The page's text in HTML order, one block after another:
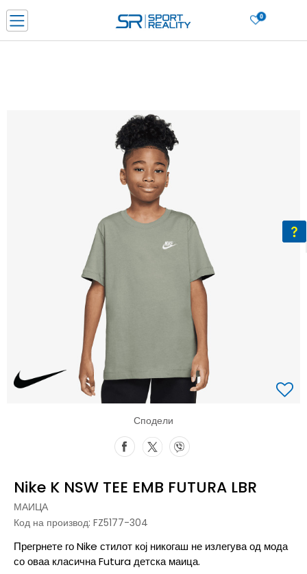
0
& COLLECT Платете со картичка online и подигнете во продавницата по ваш
ДОЗНАЈ ПОВЕЌЕ
Ценовник
ДОЗНАЈ ПОВЕЌЕ
Сподели
Nike K NSW TEE EMB FUTURA LBR
МАИЦА
Код на производ: FZ5177-304
Прегрнете го Nike стилот кој никогаш не излегува од мода
со оваа класична Futura детска маица.